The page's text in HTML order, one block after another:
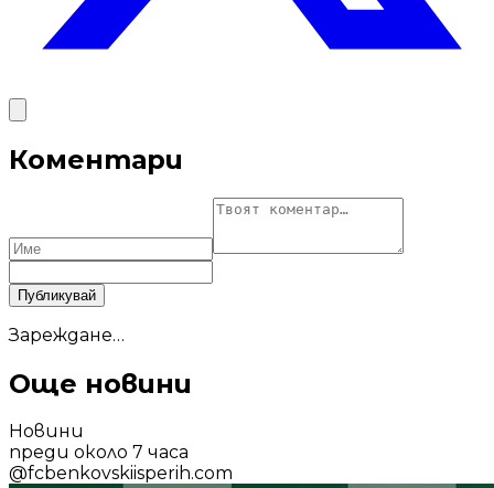
Коментари
Публикувай
Зареждане…
Още новини
Новини
преди около 7 часа
@fcbenkovskiisperih.com